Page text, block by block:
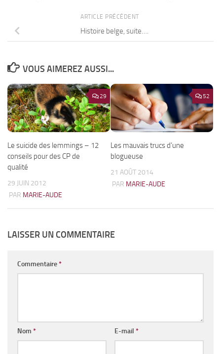
ARTICLE PRÉCÉDENT
Histoire belge, suite….
VOUS AIMEREZ AUSSI...
29
Le suicide des lemmings – 12
conseils pour des CP de
qualité
29 JUIN 2012
PAR MARIE-AUDE
52
Les mauvais trucs d’une
blogueuse
21 AOÛT 2014
PAR MARIE-AUDE
LAISSER UN COMMENTAIRE
Commentaire*
Nom * E-mail *